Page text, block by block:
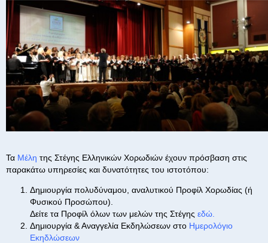
Τα Μέλη της Στέγης Ελληνικών Χορωδιών έχουν πρόσβαση στις
παρακάτω υπηρεσίες και δυνατότητες του ιστοτόπου:
Δημιουργία πολυδύναμου, αναλυτικού Προφίλ Χορωδίας (ή
Φυσικού Προσώπου).
Δείτε τα Προφίλ όλων των μελών της Στέγης εδώ
Δημιουργία & Αναγγελία Εκδηλώσεων στο Ημερολόγιο
Εκηδλώσεων